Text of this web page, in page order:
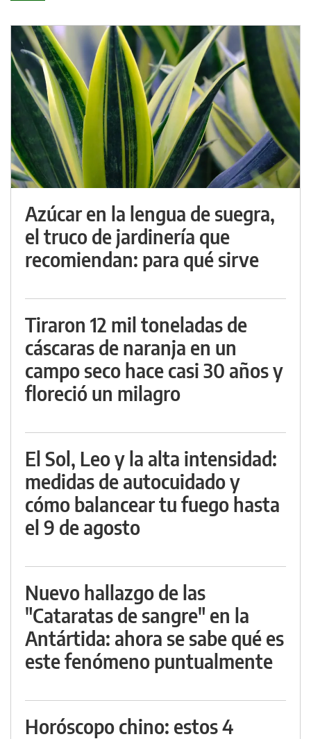
Azúcar en la lengua de suegra,
el truco de jardinería que
recomiendan: para qué sirve
Tiraron 12 mil toneladas de
cáscaras de naranja en un
campo seco hace casi 30 años y
floreció un milagro
El Sol, Leo y la alta intensidad:
medidas de autocuidado y
cómo balancear tu fuego hasta
el 9 de agosto
Nuevo hallazgo de las
"Cataratas de sangre" en la
Antártida: ahora se sabe qué es
este fenómeno puntualmente
Horóscopo chino: estos 4